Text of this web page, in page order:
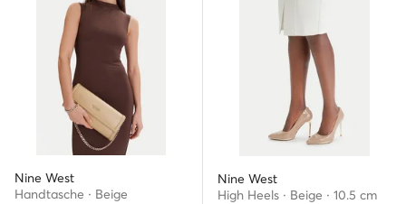
Nine West
Handtasche · Beige
Nine West
High Heels · Beige · 10.5 cm